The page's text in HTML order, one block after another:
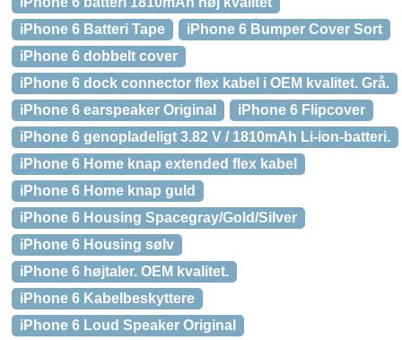
iPhone 6 Batteri Tape
iPhone 6 Bumper Cover Sort
iPhone 6 dobbelt cover
iPhone 6 dock connector flex kabel i OEM kvalitet. Grå.
iPhone 6 earspeaker Original
iPhone 6 Flipcover
iPhone 6 genopladeligt 3.82 V / 1810mAh Li-ion-batteri.
iPhone 6 Home knap extended flex kabel
iPhone 6 Home knap guld
iPhone 6 Housing Spacegray/Gold/Silver
iPhone 6 Housing sølv
iPhone 6 højtaler. OEM kvalitet.
iPhone 6 Kabelbeskyttere
iPhone 6 Loud Speaker Original